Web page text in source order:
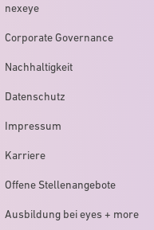
nexeye
Corporate Governance
Nachhaltigkeit
Datenschutz
Impressum
Karriere
Offene Stellenangebote
Ausbildung bei eyes + more